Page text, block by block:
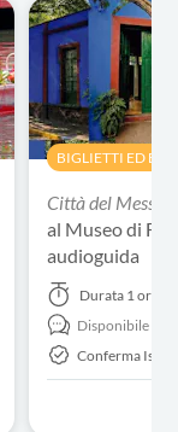
BIGLIETTI ED
Città del
al Museo di
audioguida
Durata 1 ora
Disponibile in:
Conferma